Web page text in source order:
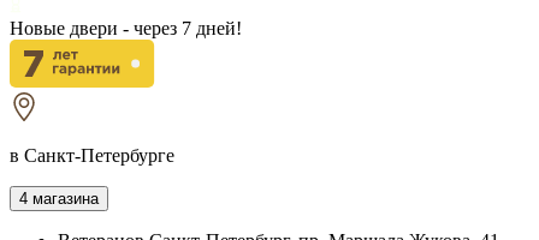
Новые двери - через 7 дней!
в Санкт-Петербурге
4 магазина